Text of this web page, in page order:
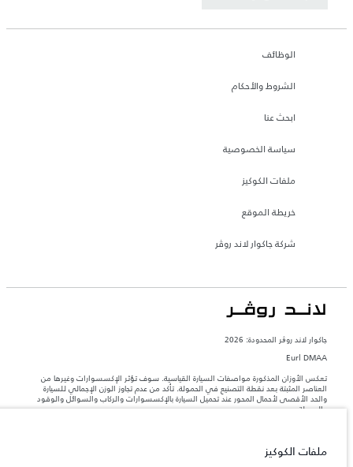
الوظائف
الشروط والأحكام
ابحث عنا
سياسة الخصوصية
ملفات الكوكيز
خريطة الموقع
شركة جاكوار لاند روڤر
جاكوار لاند روڨر المحدودة: 2026
Eurl DMAA
تعكس الأوزان المذكورة مواصفات السيارة القياسية. سوف تؤثر الإكسسوارات وغيرها من
العناصر المثبتة بعد نقطة التصنيع في الحمولة. تأكد من عدم تجاوز الوزن الإجمالي للسيارة
والحد الأقصى لأحمال المحور عند تحميل السيارة بالإكسسوارات والركاب والسوائل والوقود
والحمولة.
المعلومات والمواصفات والأسعار والألوان المذكورة على هذا الموقع قد تختلف من بلد إلى
آخر، كما أنّها قد تتغير بدون إشعار مسبق. الرجاء التواصل مع وكيلنا المحلي للتأكد من توفّرها
ملفات الكوكيز